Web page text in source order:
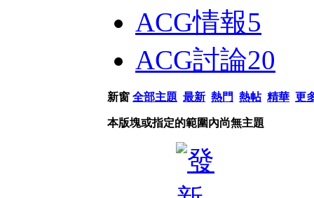
ACG情報5
ACG討論20
新窗 全部主題 最新 熱門 熱帖 精華 更
本版塊或指定的範圍內尚無主題